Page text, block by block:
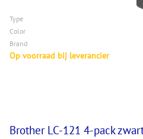
Type
Color
Brand
Op voorraad bij leverancier
Brother LC-121 4-pack